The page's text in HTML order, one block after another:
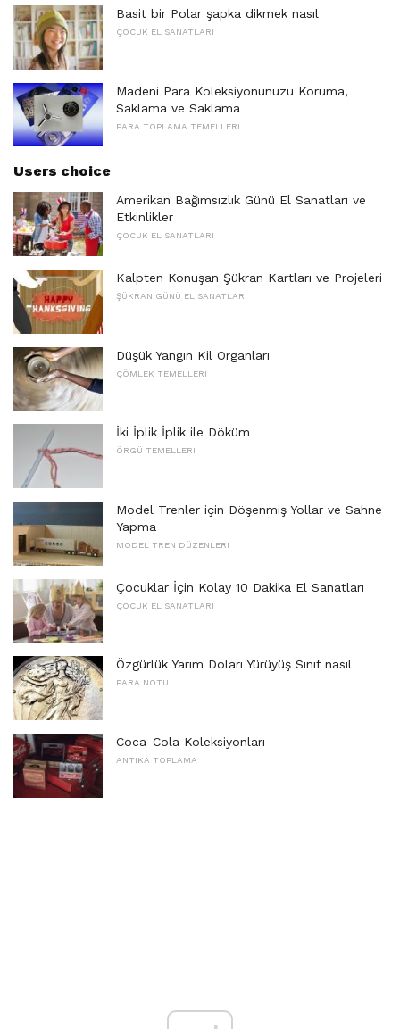
Basit bir Polar şapka dikmek nasıl
ÇOCUK EL SANATLARI
Madeni Para Koleksiyonunuzu Koruma,
Saklama ve Saklama
PARA TOPLAMA TEMELLERI
Users choice
Amerikan Bağımsızlık Günü El Sanatları ve
Etkinlikler
ÇOCUK EL SANATLARI
Kalpten Konuşan Şükran Kartları ve Projeleri
ŞÜKRAN GÜNÜ EL SANATLARI
Düşük Yangın Kil Organları
ÇÖMLEK TEMELLERI
İki İplik İplik ile Döküm
ÖRGÜ TEMELLERI
Model Trenler için Döşenmiş Yollar ve Sahne
Yapma
MODEL TREN DÜZENLERI
Çocuklar İçin Kolay 10 Dakika El Sanatları
ÇOCUK EL SANATLARI
Özgürlük Yarım Doları Yürüyüş Sınıf nasıl
PARA NOTU
Coca-Cola Koleksiyonları
ANTIKA TOPLAMA